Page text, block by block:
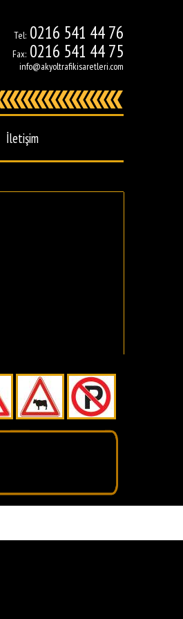
Tel: 0216 541 44 76
Fax: 0216 541 44 75
info@akyoltrafikisaretleri.com
İletişim